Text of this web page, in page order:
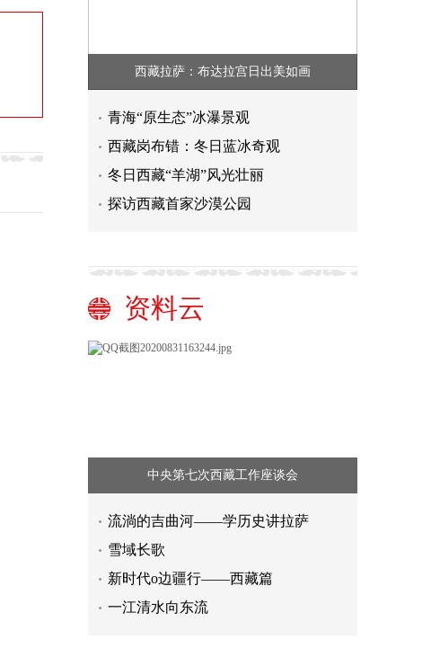
西藏拉萨：布达拉宫日出美如画
青海“原生态”冰瀑景观
西藏岗布错：冬日蓝冰奇观
冬日西藏“羊湖”风光壮丽
探访西藏首家沙漠公园
资料云
中央第七次西藏工作座谈会
流淌的吉曲河——学历史讲拉萨
雪域长歌
新时代o边疆行——西藏篇
一江清水向东流